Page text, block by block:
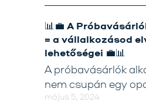
📊💼 A
= a vállalkozásod
lehetőségei 💼📊
május 5, 2024
A próbavásárlók
nem csupán egy